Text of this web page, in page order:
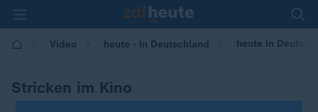
Video heute - in Deutschland heute in
Stricken im Kino